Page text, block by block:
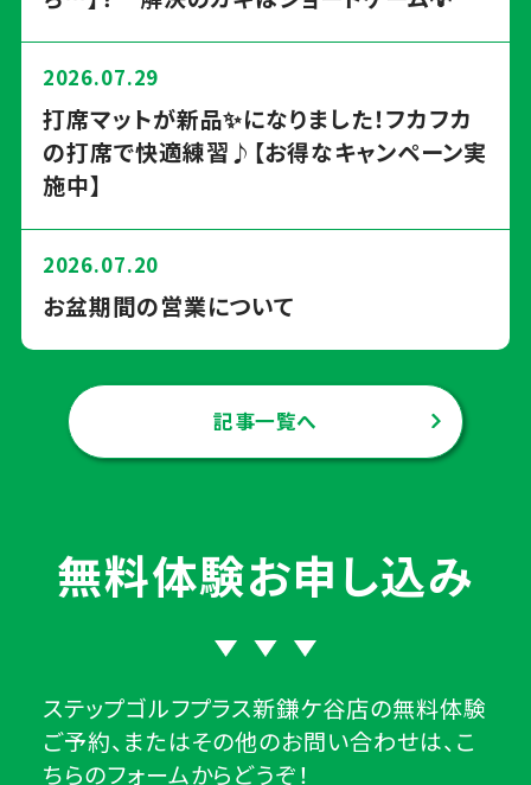
2026.07.29
打席マットが新品✨になりました！フカフカ
の打席で快適練習♪【お得なキャンペーン実
施中】
2026.07.20
お盆期間の営業について
記事一覧へ
無料体験お申し込み
ステップゴルフプラス新鎌ケ谷店の無料体験
ご予約、またはその他のお問い合わせは、こ
ちらのフォームからどうぞ！